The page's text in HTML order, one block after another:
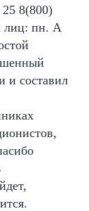
8(800)
лиц: пн. А
и составил